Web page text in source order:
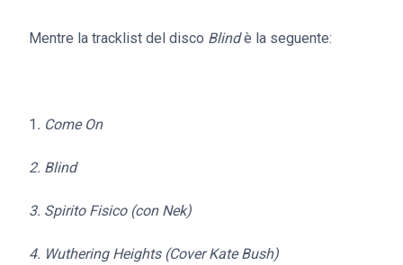
Mentre la tracklist del disco Blindè la seguente:
1. Come On
2. Blind
3. Spirito Fisico (con Nek)
4. Wuthering Heights (Cover Kate Bush)